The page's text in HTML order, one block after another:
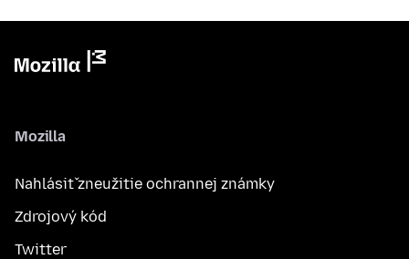
Mozilla
Nahlásiť zneužitie ochrannej známky
Zdrojový kód
Twitter